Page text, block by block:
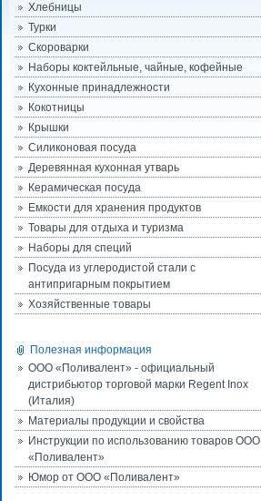
Хлебницы
Турки
Скороварки
Наборы коктейльные, чайные, кофейные
Кухонные принадлежности
Кокотницы
Крышки
Силиконовая посуда
Деревянная кухонная утварь
Керамическая посуда
Емкости для хранения продуктов
Товары для отдыха и туризма
Наборы для специй
Посуда из углеродистой стали с
антипригарным покрытием
Хозяйственные товары
Полезная информация
ООО «Поливалент» - официальный
дистрибьютор торговой марки Regent Inox
(Италия)
Материалы продукции и свойства
Инструкции по использованию товаров ООО
«Поливалент»
Юмор от ООО «Поливалент»